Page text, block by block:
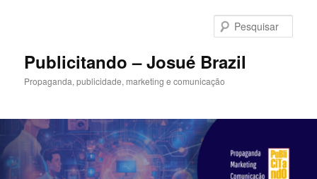
principalPublicitando – Josué Brazil
Propaganda, publicidade, marketing e comunicação